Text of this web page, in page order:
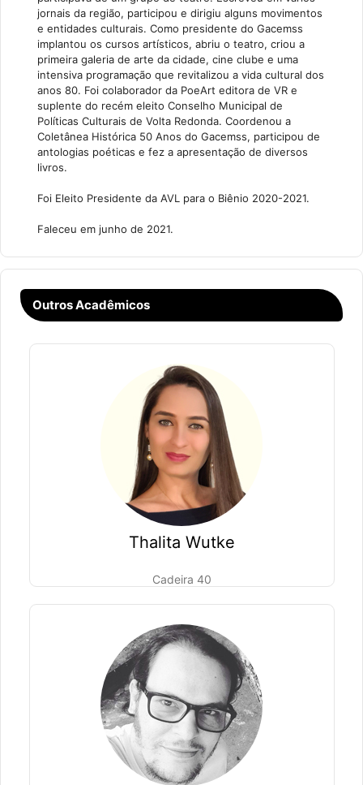
jornais da região, participou e dirigiu alguns movimentos
e entidades culturais. Como presidente do Gacemss
implantou os cursos artísticos, abriu o teatro, criou a
primeira galeria de arte da cidade, cine clube e uma
intensiva programação que revitalizou a vida cultural dos
anos 80. Foi colaborador da PoeArt editora de VR e
suplente do recém eleito Conselho Municipal de
Políticas Culturais de Volta Redonda. Coordenou a
Coletânea Histórica 50 Anos do Gacemss, participou de
antologias poéticas e fez a apresentação de diversos
livros.
Foi Eleito Presidente da AVL para o Biênio 2020-2021.
Faleceu em junho de 2021.
Outros Acadêmicos
Thalita Wutke
Cadeira 40